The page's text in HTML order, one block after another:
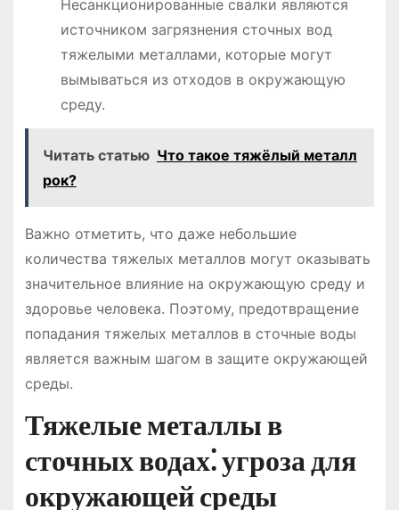
Несанкционированные свалки являются
источником загрязнения сточных вод
тяжелыми металлами, которые могут
вымываться из отходов в окружающую
среду.
Читать статью Что такое тяжёлый металл
рок?
Важно отметить, что даже небольшие
количества тяжелых металлов могут оказывать
значительное влияние на окружающую среду и
здоровье человека. Поэтому, предотвращение
попадания тяжелых металлов в сточные воды
является важным шагом в защите окружающей
среды.
Тяжелые металлы в
сточных водах⁚ угроза для
окружающей среды